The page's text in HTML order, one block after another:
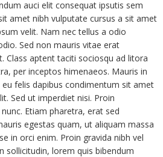
auci elit consequat ipsutis sem
amet nibh vulputate cursus a sit amet
velit. Nam nec tellus a odio
Sed non mauris vitae erat
Class aptent taciti sociosqu ad litora
per inceptos himenaeos. Mauris in
felis dapibus condimentum sit amet
Sed ut imperdiet nisi. Proin
Etiam pharetra, erat sed
egestas quam, ut aliquam massa
in orci enim. Proin gravida nibh vel
sollicitudin, lorem quis bibendum